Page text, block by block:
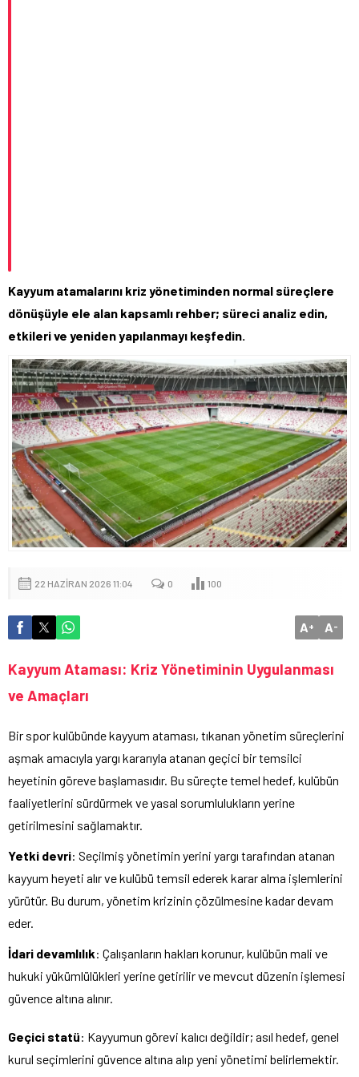
Kayyum atamalarını kriz yönetiminden normal süreçlere
dönüşüyle ele alan kapsamlı rehber; süreci analiz edin,
etkileri ve yeniden yapılanmayı keşfedin.
22 HAZIRAN 2026 11:04 0 100
A+ A-
Kayyum Ataması: Kriz Yönetiminin Uygulanması
ve Amaçları
Bir spor kulübünde kayyum ataması, tıkanan yönetim süreçlerini
aşmak amacıyla yargı kararıyla atanan geçici bir temsilci
heyetinin göreve başlamasıdır. Bu süreçte temel hedef, kulübün
faaliyetlerini sürdürmek ve yasal sorumlulukların yerine
getirilmesini sağlamaktır.
Yetki devri: Seçilmiş yönetimin yerini yargı tarafından atanan
kayyum heyeti alır ve kulübü temsil ederek karar alma işlemlerini
yürütür. Bu durum, yönetim krizinin çözülmesine kadar devam
eder.
İdari devamlılık: Çalışanların hakları korunur, kulübün mali ve
hukuki yükümlülükleri yerine getirilir ve mevcut düzenin işlemesi
güvence altına alınır.
Geçici statü: Kayyumun görevi kalıcı değildir; asıl hedef, genel
kurul seçimlerini güvence altına alıp yeni yönetimi belirlemektir.